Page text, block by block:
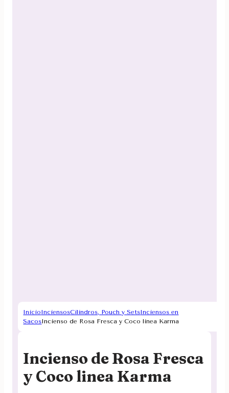
InicioInciensosCilindros, Pouch y SetsInciensos en
SacosIncienso de Rosa Fresca y Coco linea Karma
Incienso de Rosa Fresca
y Coco linea Karma